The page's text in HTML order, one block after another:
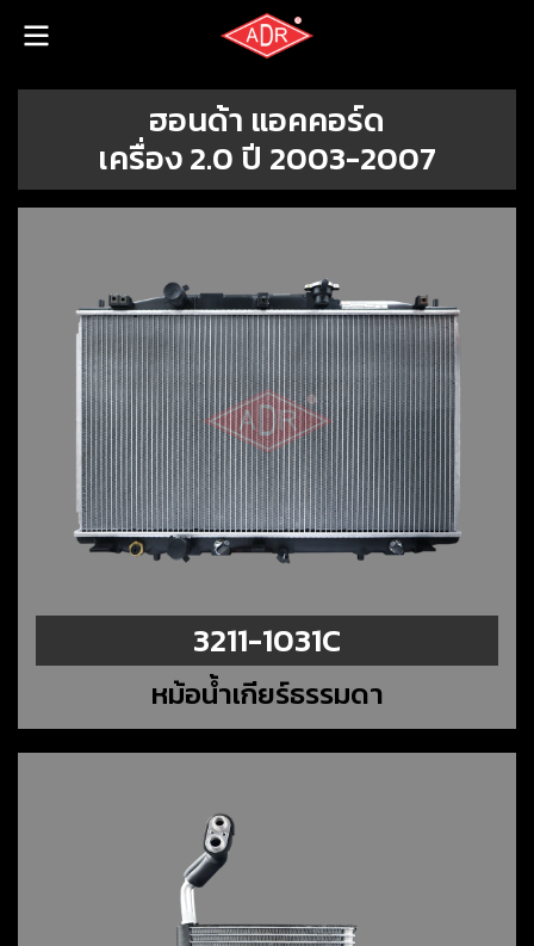
ฮอนด้า แอคคอร์ด
เครื่อง 2.0 ปี 2003-2007
3211-1031C
หม้อน้ำเกียร์ธรรมดา